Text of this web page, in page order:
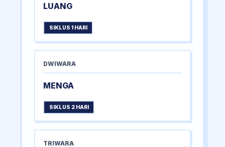
LUANG
SIKLUS 1 HARI
DWIWARA
MENGA
SIKLUS 2 HARI
TRIWARA